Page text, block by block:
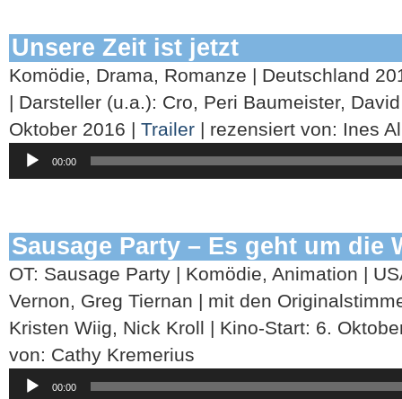
Unsere Zeit ist jetzt
Komödie, Drama, Romanze | Deutschland
| Darsteller (u.a.): Cro, Peri Baumeister,
Oktober 2016 | Trailer | rezensiert von: Ines
Player
00:00
Sausage Party – Es geht um die
OT: Sausage Party | Komödie, Animation |
Vernon, Greg Tiernan | mit den
Kristen Wiig, Nick Kroll | Kino-Start: 6.
von: Cathy Kremerius
Player
00:00